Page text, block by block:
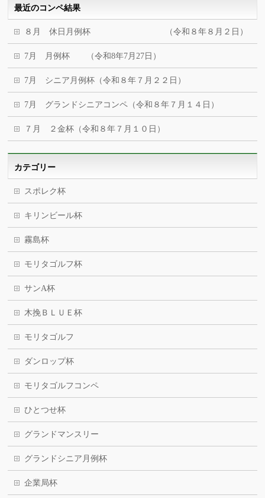
最近のコンペ結果
８月 休日月例杯 （令和８年８月２日）
7月 月例杯 （令和8年7月27日）
7月 シニア月例杯（令和８年７月２２日）
7月 グランドシニアコンペ（令和８年７月１４日）
７月 ２金杯（令和８年７月１０日）
カテゴリー
スポレク杯
キリンビール杯
霧島杯
モリタゴルフ杯
サンA杯
木挽ＢＬＵＥ杯
モリタゴルフ
ダンロップ杯
モリタゴルフコンペ
ひとつせ杯
グランドマンスリー
グランドシニア月例杯
企業局杯